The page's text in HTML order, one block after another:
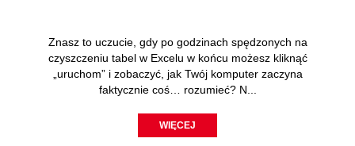
Znasz to uczucie, gdy po godzinach spędzonych na
czyszczeniu tabel w Excelu w końcu możesz kliknąć
„uruchom” i zobaczyć, jak Twój komputer zaczyna
faktycznie coś… rozumieć? N...
WIĘCEJ